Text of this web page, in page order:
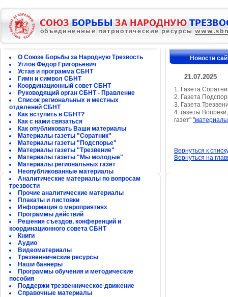
О Союзе Борьбы за Народную Трезвость
Углов Федор Григорьевич
Устав и программа СБНТ
Гимн и символ СБНТ
Координационный совет СБНТ
Руководящий орган СБНТ - Правление
Список региональных и местных
отделений СБНТ
Как вступить в СБНТ?
Как с нами связаться
Как опубликовать Ваши материалы
Материалы газеты "Соратник"
Материалы газеты "Подспорье"
Материалы газеты "Трезвение"
Материалы газеты "Мы молодые"
Материалы региональных газет
Неопубликованные материалы
Аналитические материалы по вопросам
трезвости
Прочие аналитические материалы
Плакаты и листовки
Информация о мероприятиях
Программы действий
Решения съездов, конференций и
координационного совета СБНТ
Книги
Аудио
Видеоматериалы
Трезвеннические ресурсы
Наши баннеры
Программы обучения и методические
пособия
Поддержи трезвенническое движение
Справочные материалы
Новости
21.07.2025
1. Газета
2. Газета
3. Газета
4. газеты
газет" "материалы
Вернуться к
Вернуться на